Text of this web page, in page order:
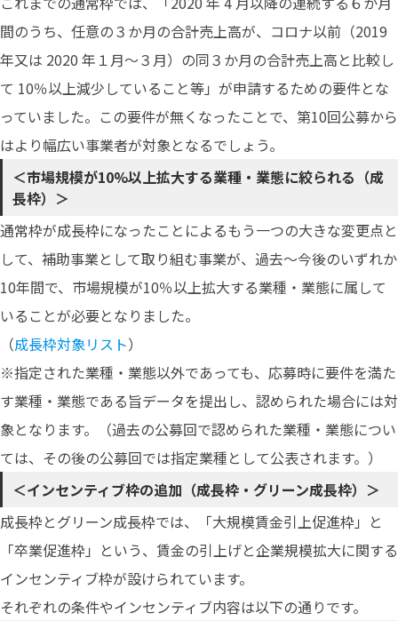
間のうち、任意の３か月の合計売上高が、コロナ以前（2019
年又は 2020 年１月～３月）の同３か月の合計売上高と比較し
て 10％以上減少していること等」が申請するための要件とな
っていました。この要件が無くなったことで、第10回公募から
はより幅広い事業者が対象となるでしょう。
＜市場規模が10%以上拡大する業種・業態に絞られる（成
長枠）＞
通常枠が成長枠になったことによるもう一つの大きな変更点と
して、補助事業として取り組む事業が、過去〜今後のいずれか
10年間で、市場規模が10％以上拡大する業種・業態に属して
いることが必要となりました。
（成長枠対象リスト）
※指定された業種・業態以外であっても、応募時に要件を満た
す業種・業態である旨データを提出し、認められた場合には対
象となります。（過去の公募回で認められた業種・業態につい
ては、その後の公募回では指定業種として公表されます。）
＜インセンティブ枠の追加（成長枠・グリーン成長枠）＞
成長枠とグリーン成長枠では、「大規模賃金引上促進枠」と
「卒業促進枠」という、賃金の引上げと企業規模拡大に関する
インセンティブ枠が設けられています。
それぞれの条件やインセンティブ内容は以下の通りです。